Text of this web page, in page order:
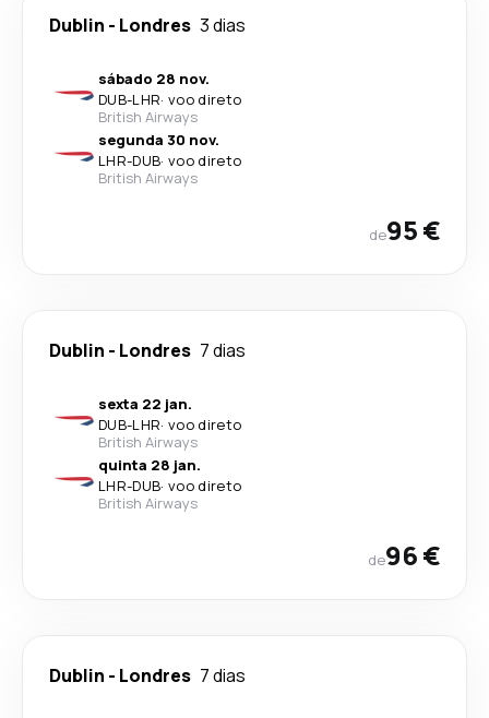
Dublin - Londres 3 dias
sábado 28 nov.
DUB-LHR· voo direto
British Airways
segunda 30 nov.
LHR-DUB· voo direto
British Airways
de95 €
Dublin - Londres 7 dias
sexta 22 jan.
DUB-LHR· voo direto
British Airways
quinta 28 jan.
LHR-DUB· voo direto
British Airways
de96 €
Dublin - Londres 7 dias